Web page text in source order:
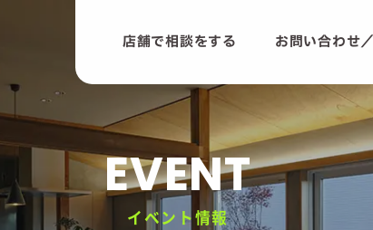
店舗で相談をする お問い合わせ
EVENT
イベント情報